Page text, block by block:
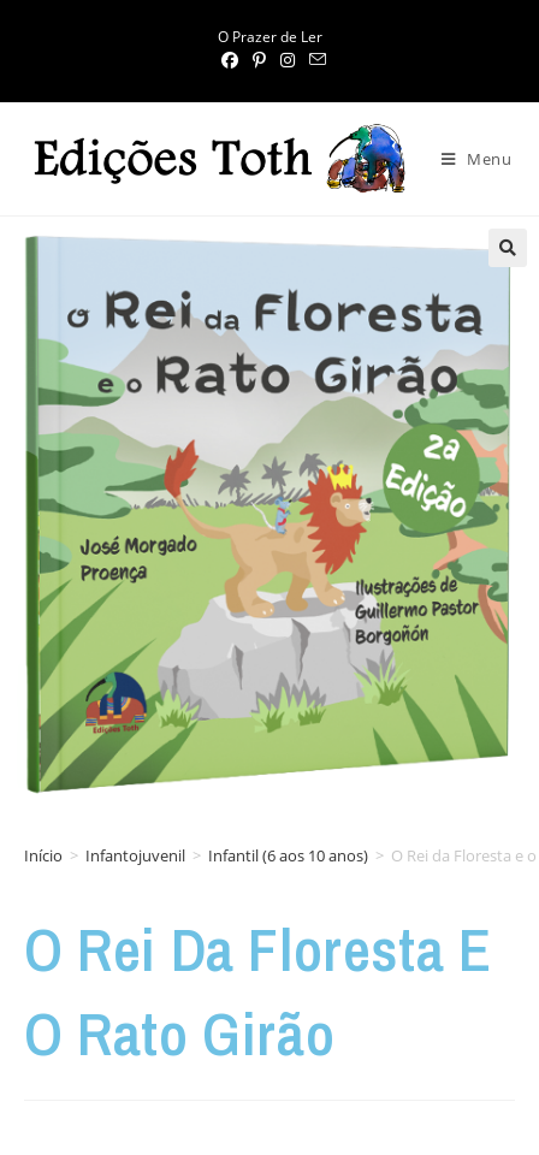
O Prazer de Ler
Menu
Início > Infantojuvenil > Infantil (6 aos 10 anos) > O Rei da Floresta e
O Rei Da Floresta E
O Rato Girão